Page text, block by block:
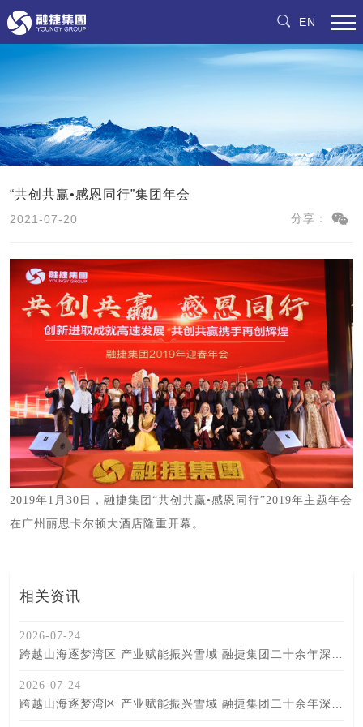
EN
“共创共赢•感恩同行”集团年会
2021-07-20 分享：
2019年1月30日，融捷集团“共创共赢•感恩同行”2019年主题年会
在广州丽思卡尔顿大酒店隆重开幕。
相关资讯
2026-07-24
跨越山海逐梦湾区 产业赋能振兴雪域 融捷集团二十余年深耕甘孜助推民族地区高质量发展纪实
2026-07-24
跨越山海逐梦湾区 产业赋能振兴雪域 融捷集团二十余年深耕甘孜助推民族地区高质量发展纪实